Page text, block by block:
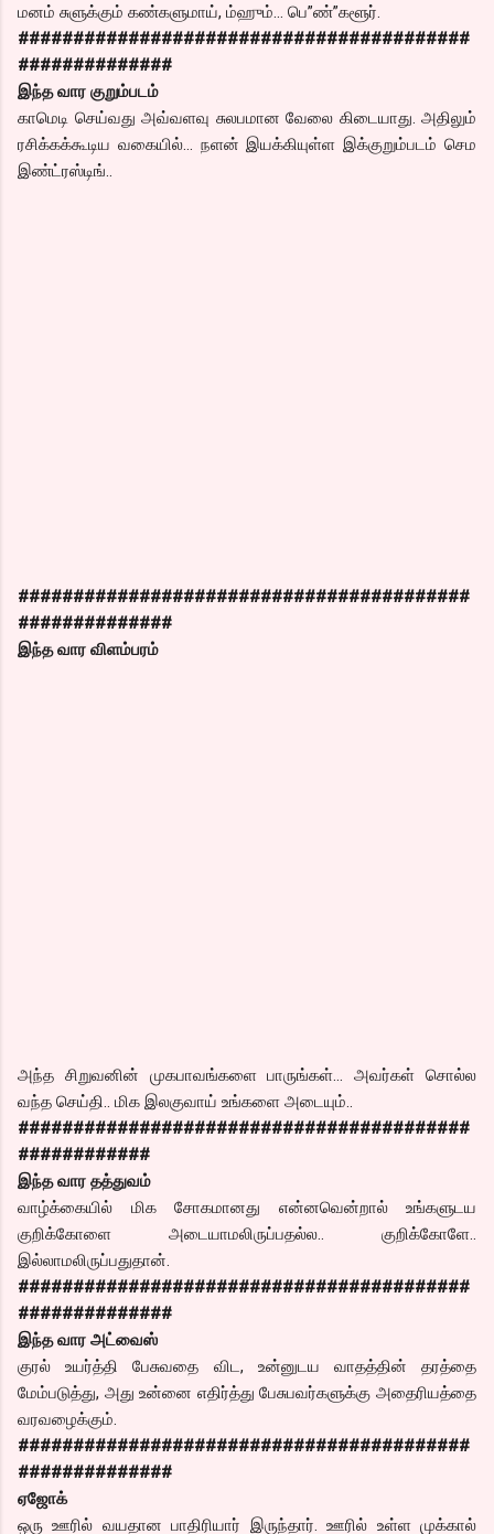
மனம் சுளுக்கும் கண்களுமாய், ம்ஹும்… பெ”ண்”களூர்.
#########################################
##############
இந்த வார குறும்படம்
காமெடி செய்வது அவ்வளவு சுலபமான வேலை கிடையாது. அதிலும்
ரசிக்கக்கூடிய வகையில்… நளன் இயக்கியுள்ள இக்குறும்படம் செம
இண்ட்ரஸ்டிங்..
#########################################
##############
இந்த வார விளம்பரம்
அந்த சிறுவனின் முகபாவங்களை பாருங்கள்… அவர்கள் சொல்ல
வந்த செய்தி.. மிக இலகுவாய் உங்களை அடையும்..
#########################################
############
இந்த வார தத்துவம்
வாழ்க்கையில் மிக சோகமானது என்னவென்றால் உங்களுடய
குறிக்கோளை அடையாமலிருப்பதல்ல.. குறிக்கோளே..
இல்லாமலிருப்பதுதான்.
#########################################
##############
இந்த வார அட்வைஸ்
குரல் உயர்த்தி பேசுவதை விட, உன்னுடய வாதத்தின் தரத்தை
மேம்படுத்து, அது உன்னை எதிர்த்து பேசுபவர்களுக்கு அதைரியத்தை
வரவழைக்கும்.
#########################################
##############
ஏஜோக்
ஒரு ஊரில் வயதான பாதிரியார் இருந்தார். ஊரில் உள்ள முக்கால்